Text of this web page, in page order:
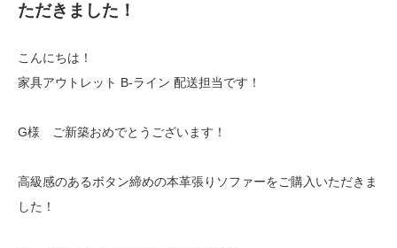
ただきました！
こんにちは！
家具アウトレット B-ライン 配送担当です！
G様 ご新築おめでとうございます！
高級感のあるボタン締めの本革張りソファーをご購入いただきま
した！